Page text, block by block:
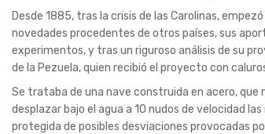
Desde 1885, tras la crisis de las Carolinas,
novedades procedentes de otros países, sus
experimentos, y tras un riguroso análisis de su
de la Pezuela, quien recibió el proyecto con
Se trataba de una nave construida en acero, que
desplazar bajo el agua a 10 nudos de velocidad
protegida de posibles desviaciones provocadas